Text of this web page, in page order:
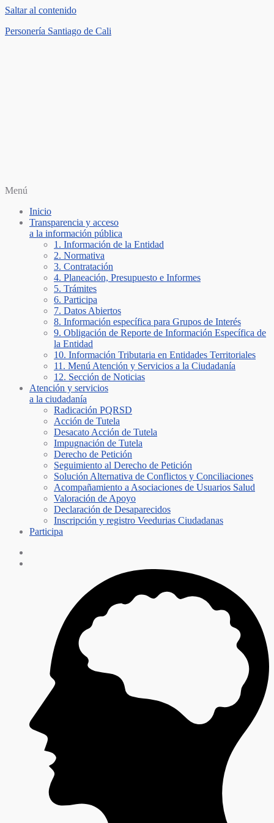
Saltar al contenido
Personería Santiago de Cali
Menú
Inicio
Transparencia y acceso
a la información pública
1. Información de la Entidad
2. Normativa
3. Contratación
4. Planeación, Presupuesto e Informes
5. Trámites
6. Participa
7. Datos Abiertos
8. Información específica para Grupos de Interés
9. Obligación de Reporte de Información Específica de
la Entidad
10. Información Tributaria en Entidades Territoriales
11. Menú Atención y Servicios a la Ciudadanía
12. Sección de Noticias
Atención y servicios
a la ciudadanía
Radicación PQRSD
Acción de Tutela
Desacato Acción de Tutela
Impugnación de Tutela
Derecho de Petición
Seguimiento al Derecho de Petición
Solución Alternativa de Conflictos y Conciliaciones
Acompañamiento a Asociaciones de Usuarios Salud
Valoración de Apoyo
Declaración de Desaparecidos
Inscripción y registro Veedurias Ciudadanas
Participa